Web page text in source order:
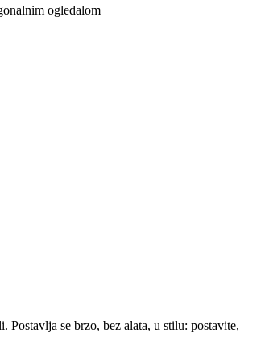
ogledalom
Postavlja se brzo, bez alata, u stilu: postavite,